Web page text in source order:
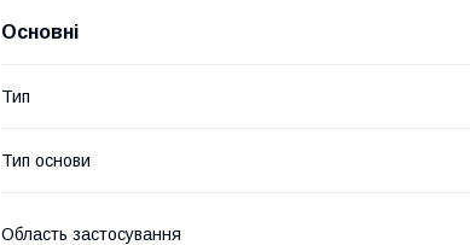
Основні
Тип
Тип основи
Область застосування